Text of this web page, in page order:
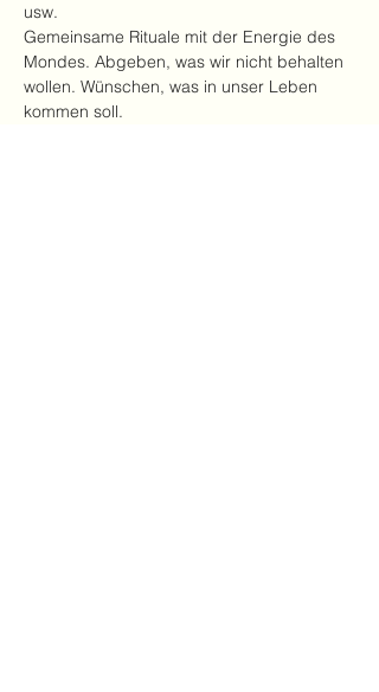
usw.
Gemeinsame Rituale mit der Energie des
Mondes. Abgeben, was wir nicht behalten
wollen. Wünschen, was in unser Leben
kommen soll.